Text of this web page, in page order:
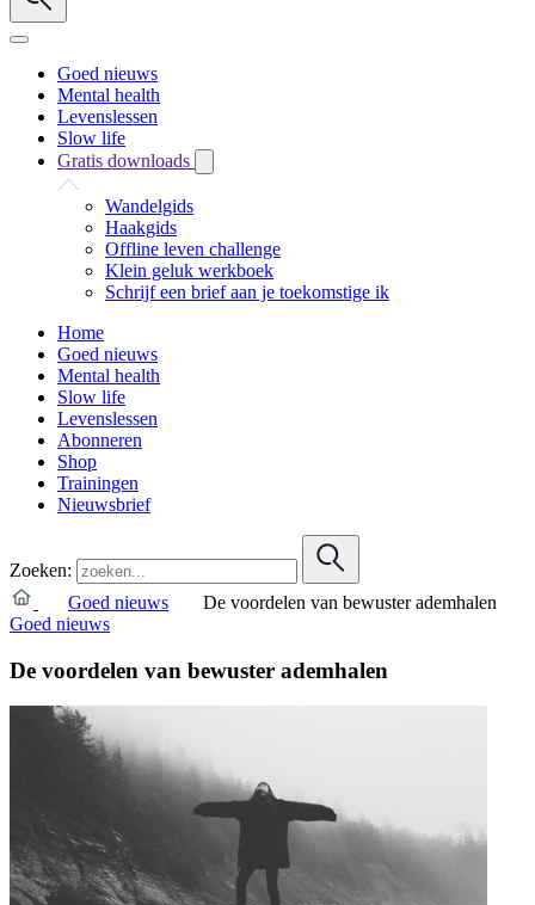
Goed nieuws
Mental health
Levenslessen
Slow life
Gratis downloads
Wandelgids
Haakgids
Offline leven challenge
Klein geluk werkboek
Schrijf een brief aan je toekomstige ik
Home
Goed nieuws
Mental health
Slow life
Levenslessen
Abonneren
Shop
Trainingen
Nieuwsbrief
Zoeken:
Goed nieuws
De voordelen van bewuster ademhalen
Goed nieuws
De voordelen van bewuster ademhalen